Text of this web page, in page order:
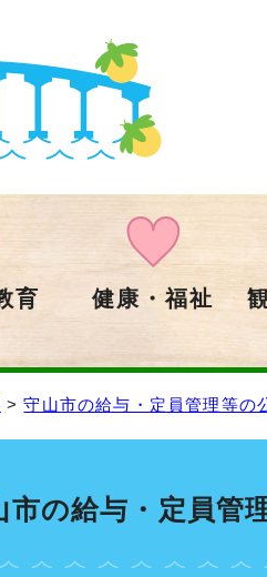
育 健康・福祉
>守山市の給与・定員管理等の
市の給与・定員管